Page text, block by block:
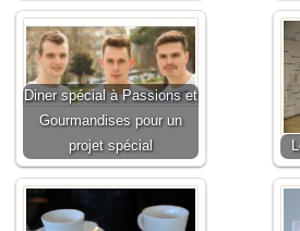
Diner spécial à Passions et
Gourmandises pour un
projet spécial